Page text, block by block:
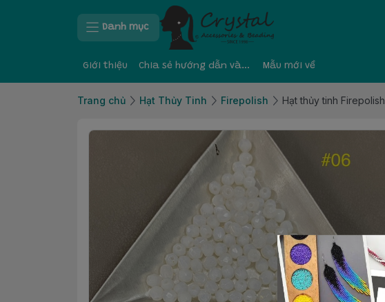
Danh mục
Giới thiệu Chia sẻ hướng dẫn và kinh nghiệm Mẫu mới về
Trang chủ Hạt Thủy Tinh Firepolish Hạt thủy tinh Firepolish